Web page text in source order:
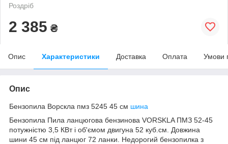
Роздріб
2 385 ₴
Опис Характеристики Доставка Оплата Умови
Опис
Бензопила Ворскла пмз 5245 45 см шина
Бензопила Пила ланцюгова бензинова VORSKLA ПМЗ 52-45
потужністю 3,5 КВт і об'ємом двигуна 52 куб.см. Довжина
шини 45 см під ланцюг 72 ланки. Недорогий бензопилка з